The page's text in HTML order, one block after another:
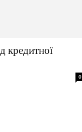
кредитної
0